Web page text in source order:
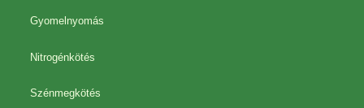
Gyomelnyomás
Nitrogénkötés
Szénmegkötés